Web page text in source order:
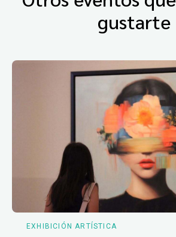
gustarte
EXHIBICIÓN ARTÍSTICA